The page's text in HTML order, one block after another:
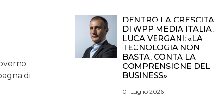
di
DENTRO LA CRESCITA
DI WPP MEDIA ITALIA.
LUCA VERGANI: «LA
TECNOLOGIA NON
BASTA, CONTA LA
COMPRENSIONE DEL
BUSINESS»
01 Luglio 2026